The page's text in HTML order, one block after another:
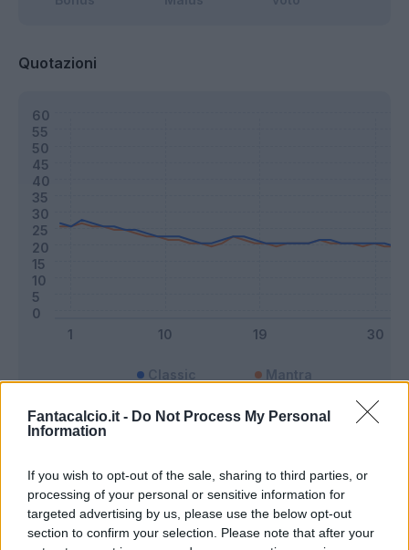
Fantacalcio.it - Do Not Process My Personal
Information
If you wish to opt-out of the sale, sharing to third parties, or
processing of your personal or sensitive information for
targeted advertising by us, please use the below opt-out
section to confirm your selection. Please note that after your
Quotazioni
Classic Mantra
Riepilogo stagione
Titolare
Entrato 9 - 23
Squalificato